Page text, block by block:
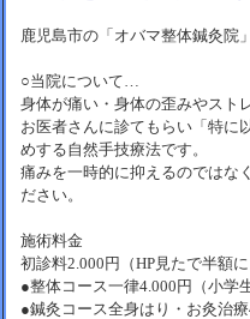
鹿児島市の「オバマ整体鍼灸院
○当院について…
身体が痛い・身体の歪みやスト
お医者さんに診てもらい「特に
めする自然手技療法です。
痛みを一時的に抑えるのではな
ださい。
施術料金
初診料2.000円（HP見たで半額に
●整体コース一律4.000円（小学
●鍼灸コース全身はり・お灸治